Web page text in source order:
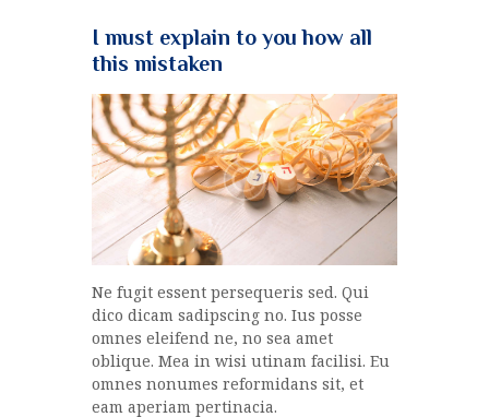
I must explain to you how all
this mistaken
Ne fugit essent persequeris sed. Qui
dico dicam sadipscing no. Ius posse
omnes eleifend ne, no sea amet
oblique. Mea in wisi utinam facilisi. Eu
omnes nonumes reformidans sit, et
eam aperiam pertinacia.